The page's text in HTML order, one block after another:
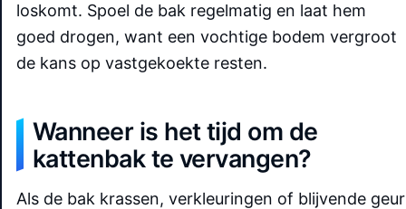
loskomt. Spoel de bak regelmatig en laat hem
goed drogen, want een vochtige bodem vergroot
de kans op vastgekoekte resten.
Wanneer is het tijd om de
kattenbak te vervangen?
Als de bak krassen, verkleuringen of blijvende geur